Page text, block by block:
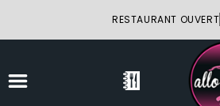
RESTAURANT OUVERT